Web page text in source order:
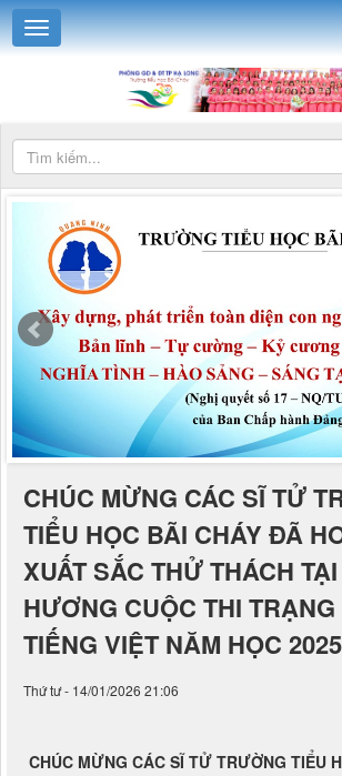
CHÚC MỪNG CÁC SĨ TỬ
TIỂU HỌC BÃI CHÁY ĐÃ
XUẤT SẮC THỬ THÁCH
HƯƠNG CUỘC THI
TIẾNG VIỆT NĂM HỌC
Thứ tư - 14/01/2026 21:06
CHÚC MỪNG CÁC SĨ TỬ TRƯỜNG TIỂU